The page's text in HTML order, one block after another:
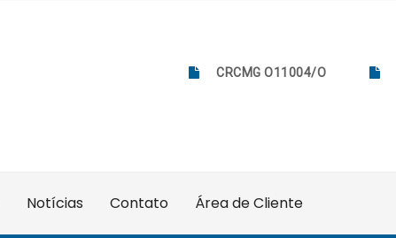
CRCMG O11004/O
Notícias Contato Área de Cliente